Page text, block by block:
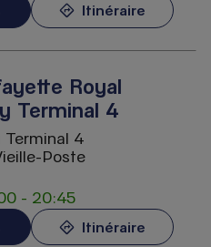
Itinéraire
Royal
Terminal 4
4
Poste
- 20:45
Itinéraire